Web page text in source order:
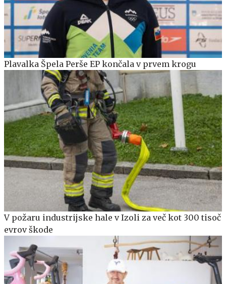
Plavalka Špela Perše EP končala v prvem krogu
V požaru industrijske hale v Izoli za več kot 300 tisoč
evrov škode